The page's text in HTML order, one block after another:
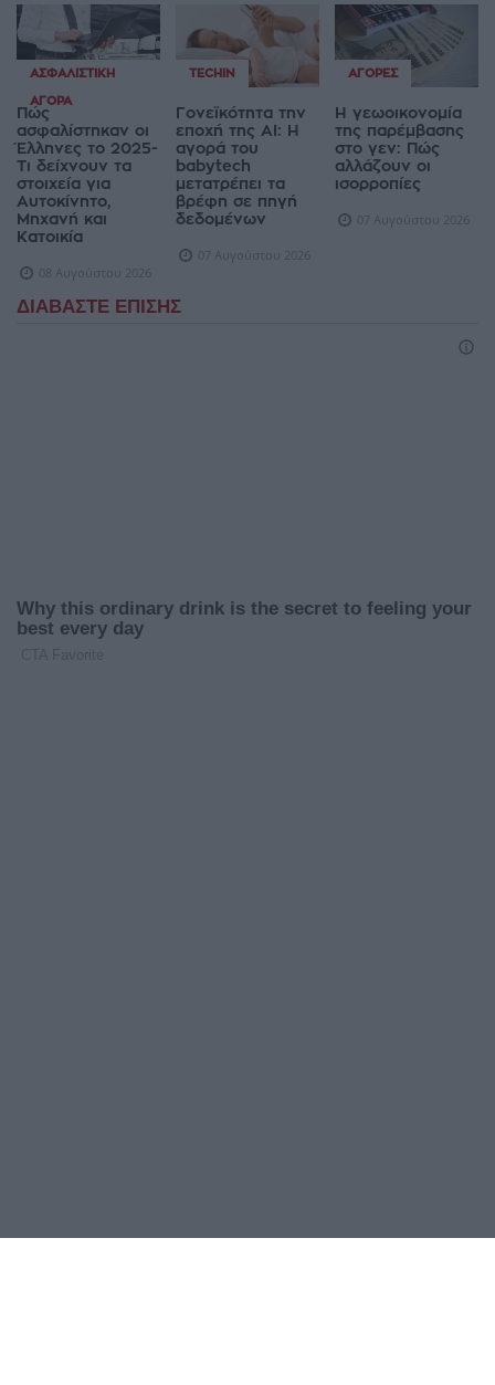
ΑΣΦΑΛΙΣΤΙΚΉ
ΑΓΟΡΆ
Πώς
ασφαλίστηκαν οι
Έλληνες το 2025-
Τι δείχνουν τα
στοιχεία για
Αυτοκίνητο,
Μηχανή και
Κατοικία
08 Αυγούστου 2026
TECHIN
Γονεϊκότητα την
εποχή της AI: Η
αγορά του
babytech
μετατρέπει τα
βρέφη σε πηγή
δεδομένων
07 Αυγούστου 2026
ΑΓΟΡΈΣ
Η γεωοικονομία
της παρέμβασης
στο γεν: Πώς
αλλάζουν οι
ισορροπίες
07 Αυγούστου 2026